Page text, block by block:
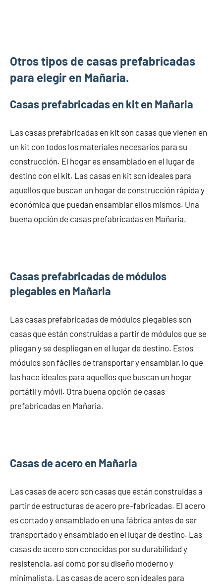
Otros tipos de casas prefabricadas
para elegir en Mañaria.
Casas prefabricadas en kit en Mañaria
Las casas prefabricadas en kit son casas que vienen en
un kit con todos los materiales necesarios para su
construcción. El hogar es ensamblado en el lugar de
destino con el kit. Las casas en kit son ideales para
aquellos que buscan un hogar de construcción rápida y
económica que puedan ensamblar ellos mismos. Una
buena opción de casas prefabricadas en Mañaria.
Casas prefabricadas de módulos
plegables en Mañaria
Las casas prefabricadas de módulos plegables son
casas que están construidas a partir de módulos que se
pliegan y se despliegan en el lugar de destino. Estos
módulos son fáciles de transportar y ensamblar, lo que
las hace ideales para aquellos que buscan un hogar
portátil y móvil. Otra buena opción de casas
prefabricadas en Mañaria.
Casas de acero en Mañaria
Las casas de acero son casas que están construidas a
partir de estructuras de acero pre-fabricadas. El acero
es cortado y ensamblado en una fábrica antes de ser
transportado y ensamblado en el lugar de destino. Las
casas de acero son conocidas por su durabilidad y
resistencia, así como por su diseño moderno y
minimalista. Las casas de acero son ideales para